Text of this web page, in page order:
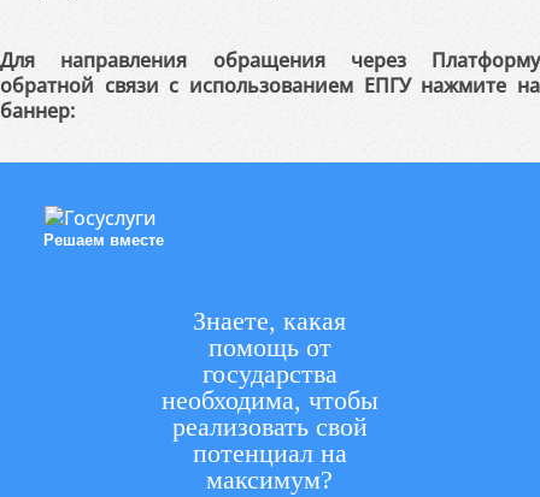
Для направления обращения через Платформу
обратной связи с использованием ЕПГУ нажмите на
баннер:
Решаем вместе
Знаете, какая
помощь от
государства
необходима, чтобы
реализовать свой
потенциал на
максимум?